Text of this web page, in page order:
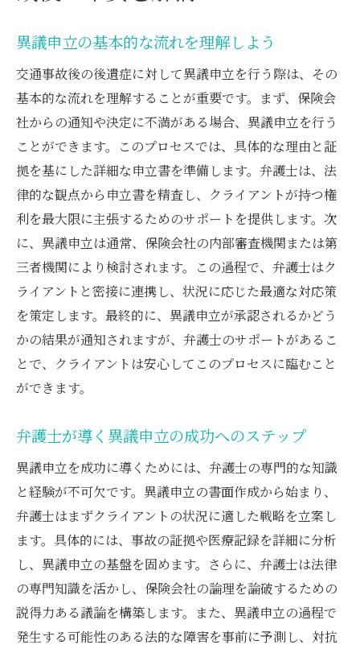
異議申立の基本的な流れを理解しよう
交通事故後の後遺症に対して異議申立を行う際は、その
基本的な流れを理解することが重要です。まず、保険会
社からの通知や決定に不満がある場合、異議申立を行う
ことができます。このプロセスでは、具体的な理由と証
拠を基にした詳細な申立書を準備します。弁護士は、法
律的な観点から申立書を精査し、クライアントが持つ権
利を最大限に主張するためのサポートを提供します。次
に、異議申立は通常、保険会社の内部審査機関または第
三者機関により検討されます。この過程で、弁護士はク
ライアントと密接に連携し、状況に応じた最適な対応策
を策定します。最終的に、異議申立が承認されるかどう
かの結果が通知されますが、弁護士のサポートがあるこ
とで、クライアントは安心してこのプロセスに臨むこと
ができます。
弁護士が導く異議申立の成功へのステップ
異議申立を成功に導くためには、弁護士の専門的な知識
と経験が不可欠です。異議申立の書面作成から始まり、
弁護士はまずクライアントの状況に適した戦略を立案し
ます。具体的には、事故の証拠や医療記録を詳細に分析
し、異議申立の基盤を固めます。さらに、弁護士は法律
の専門知識を活かし、保険会社の論理を論破するための
説得力ある議論を構築します。また、異議申立の過程で
発生する可能性のある法的な障害を事前に予測し、対抗